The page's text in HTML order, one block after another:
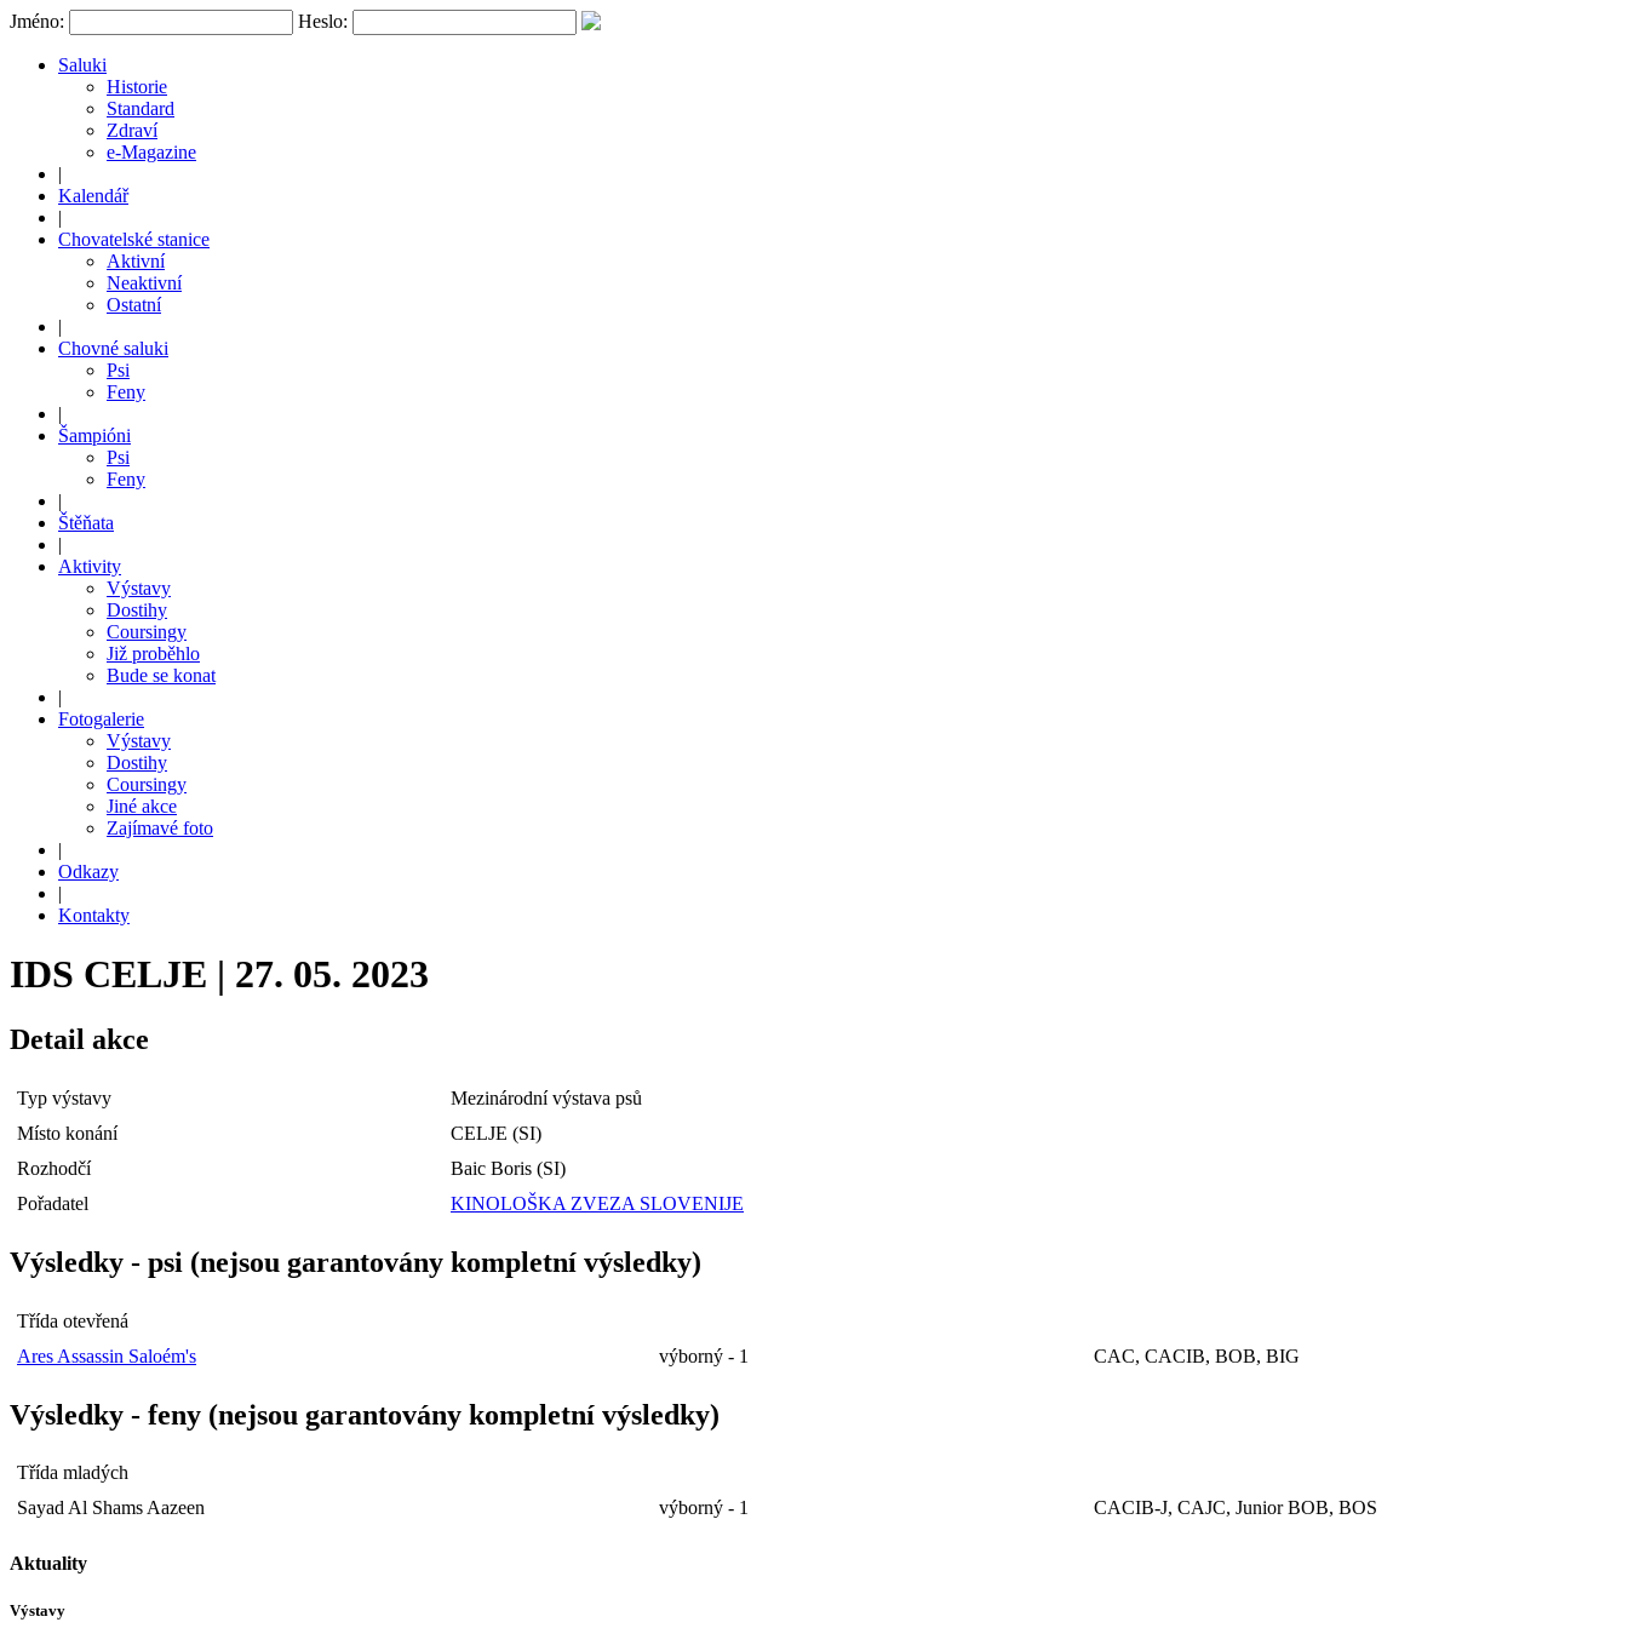
Jméno: Heslo:
Saluki
Historie
Standard
Zdraví
e-Magazine
|
Kalendář
|
Chovatelské stanice
Aktivní
Neaktivní
Ostatní
|
Chovné saluki
Psi
Feny
|
Šampióni
Psi
Feny
|
Štěňata
|
Aktivity
Výstavy
Dostihy
Coursingy
Již proběhlo
Bude se konat
|
Fotogalerie
Výstavy
Dostihy
Coursingy
Jiné akce
Zajímavé foto
|
Odkazy
|
Kontakty
IDS CELJE | 27. 05. 2023
Detail akce
Typ výstavy
Mezinárodní výstava psů
Místo konání
CELJE (SI)
Rozhodčí
Baic Boris (SI)
Pořadatel
KINOLOŠKA ZVEZA SLOVENIJE
Výsledky - psi (nejsou garantovány kompletní výsledky)
Třída otevřená
Ares Assassin Saloém's
výborný - 1 CAC, CACIB, BOB, BIG
Výsledky - feny (nejsou garantovány kompletní výsledky)
Třída mladých
Sayad Al Shams Aazeen
výborný - 1 CACIB-J, CAJC, Junior BOB, BOS
Aktuality
Výstavy